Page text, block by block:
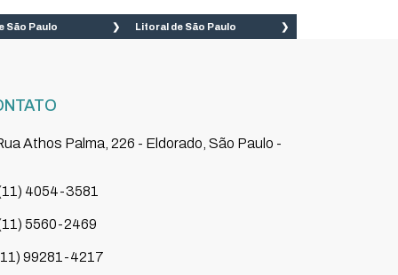
São Paulo
André
Pires
Litoral de São Paulo
Cubatão
Athos Palma, 226 - Eldorado, São Paulo -
4054-3581
5560-2469
99281-4217